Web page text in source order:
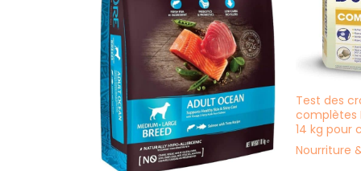
Test des
complètes
14 kg pour
Nourriture